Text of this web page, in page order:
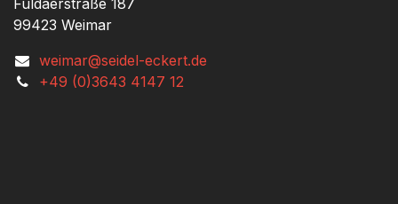
Fuldaerstraße 187
99423 Weimar
weimar@seidel-eckert.de
+49 (0)3643 4147 12